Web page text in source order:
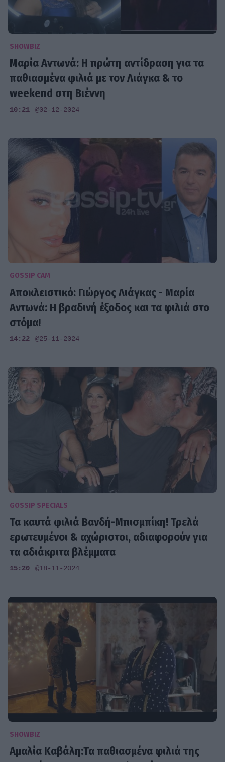
SHOWBIZ
Μαρία Αντωνά: Η πρώτη αντίδραση για τα
παθιασμένα φιλιά με τον Λιάγκα & το
weekend στη Βιέννη
10:21 @02-12-2024
GOSSIP CAM
Αποκλειστικό: Γιώργος Λιάγκας - Μαρία
Αντωνά: Η βραδινή έξοδος και τα φιλιά στο
στόμα!
14:22 @25-11-2024
GOSSIP SPECIALS
Τα καυτά φιλιά Βανδή-Μπισμπίκη! Τρελά
ερωτευμένοι & αχώριστοι, αδιαφορούν για
τα αδιάκριτα βλέμματα
15:20 @18-11-2024
SHOWBIZ
Αμαλία Καβάλη:Τα παθιασμένα φιλιά της